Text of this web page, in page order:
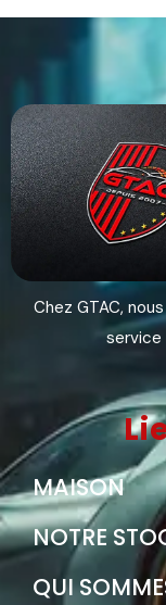
Chez GTAC,
service
MAISON
NOTRE
QUI